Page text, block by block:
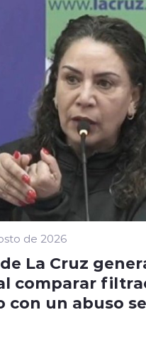
de 2026
La Cruz
comparar
con un abuso